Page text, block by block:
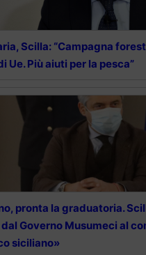
Scilla: “Campagna
Ue. Più aiuti per la pesca”
pronta la graduatoria.
Governo Musumeci al
siciliano»